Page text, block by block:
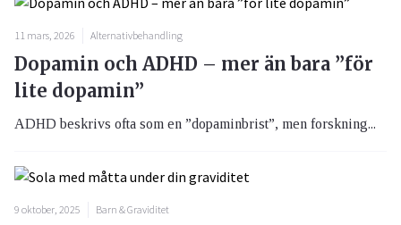
11 mars, 2026 Alternativbehandling
Dopamin och ADHD – mer än bara ”för
lite dopamin”
ADHD beskrivs ofta som en ”dopaminbrist”, men forskning...
9 oktober, 2025 Barn & Graviditet